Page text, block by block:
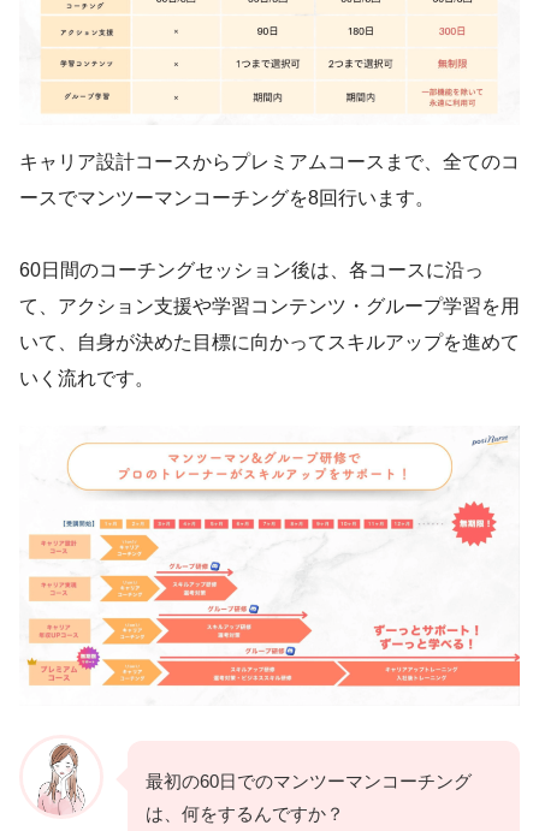
キャリア設計コースからプレミアムコースまで、全てのコ
ースでマンツーマンコーチングを8回行います。
60日間のコーチングセッション後は、各コースに沿っ
て、アクション支援や学習コンテンツ・グループ学習を用
いて、自身が決めた目標に向かってスキルアップを進めて
いく流れです。
最初の60日でのマンツーマンコーチング
は、何をするんですか？